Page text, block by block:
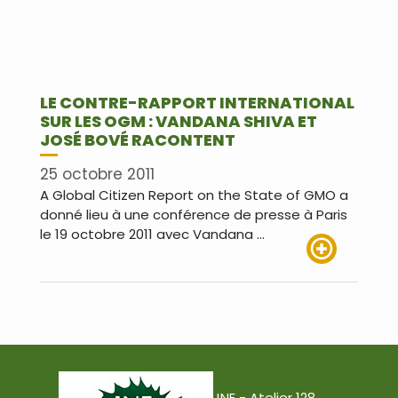
LE CONTRE-RAPPORT INTERNATIONAL
SUR LES OGM : VANDANA SHIVA ET
JOSÉ BOVÉ RACONTENT
25 octobre 2011
A Global Citizen Report on the State of GMO a
donné lieu à une conférence de presse à Paris
le 19 octobre 2011 avec Vandana …